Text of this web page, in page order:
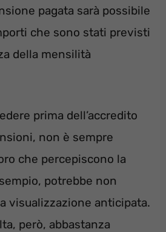
pagata sarà possibile
che sono stati previsti
della mensilità
prima dell’accredito
non è sempre
che percepiscono la
potrebbe non
visualizzazione anticipata.
però, abbastanza